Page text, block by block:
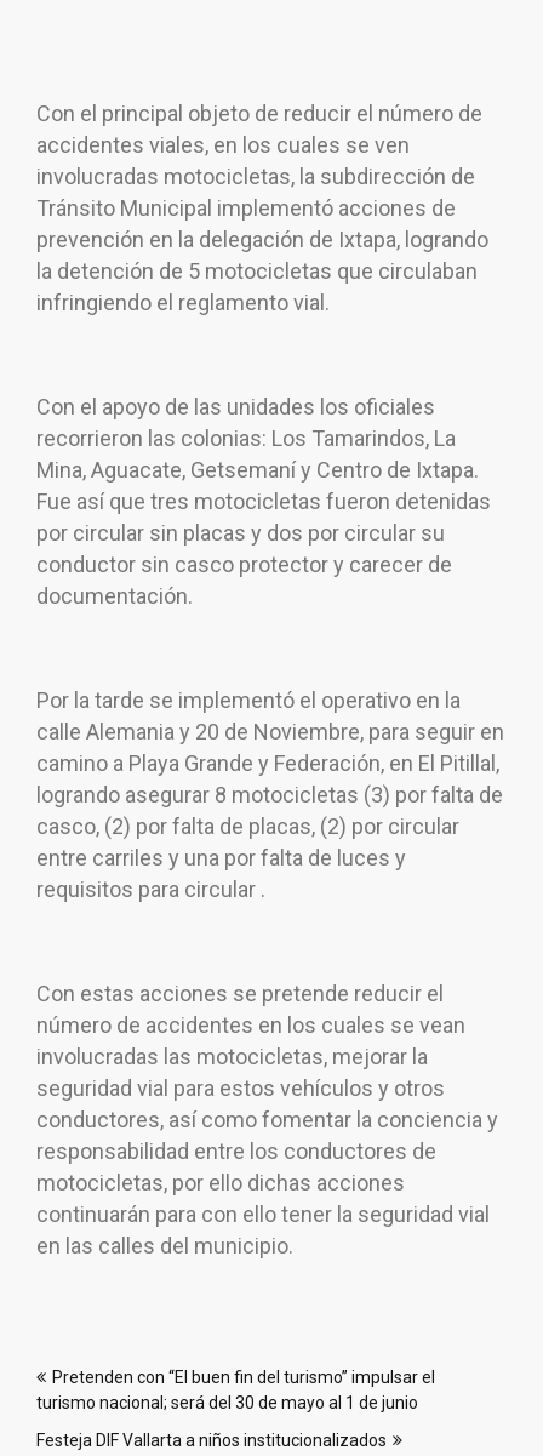
Con el principal objeto de reducir el número de
accidentes viales, en los cuales se ven
involucradas motocicletas, la subdirección de
Tránsito Municipal implementó acciones de
prevención en la delegación de Ixtapa, logrando
la detención de 5 motocicletas que circulaban
infringiendo el reglamento vial.
Con el apoyo de las unidades los oficiales
recorrieron las colonias: Los Tamarindos, La
Mina, Aguacate, Getsemaní y Centro de Ixtapa.
Fue así que tres motocicletas fueron detenidas
por circular sin placas y dos por circular su
conductor sin casco protector y carecer de
documentación.
Por la tarde se implementó el operativo en la
calle Alemania y 20 de Noviembre, para seguir en
camino a Playa Grande y Federación, en El Pitillal,
logrando asegurar 8 motocicletas (3) por falta de
casco, (2) por falta de placas, (2) por circular
entre carriles y una por falta de luces y
requisitos para circular .
Con estas acciones se pretende reducir el
número de accidentes en los cuales se vean
involucradas las motocicletas, mejorar la
seguridad vial para estos vehículos y otros
conductores, así como fomentar la conciencia y
responsabilidad entre los conductores de
motocicletas, por ello dichas acciones
continuarán para con ello tener la seguridad vial
en las calles del municipio.
de
entradas
Pretenden con “El buen fin del turismo” impulsar el
turismo nacional; será del 30 de mayo al 1 de junio
Festeja DIF Vallarta a niños institucionalizados